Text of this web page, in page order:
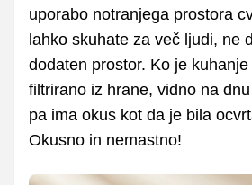
uporabo notranjega prostora
lahko skuhate za več ljudi, ne
dodaten prostor. Ko je
filtrirano iz hrane, vidno na
pa ima okus kot da je bila
Okusno in nemastno!